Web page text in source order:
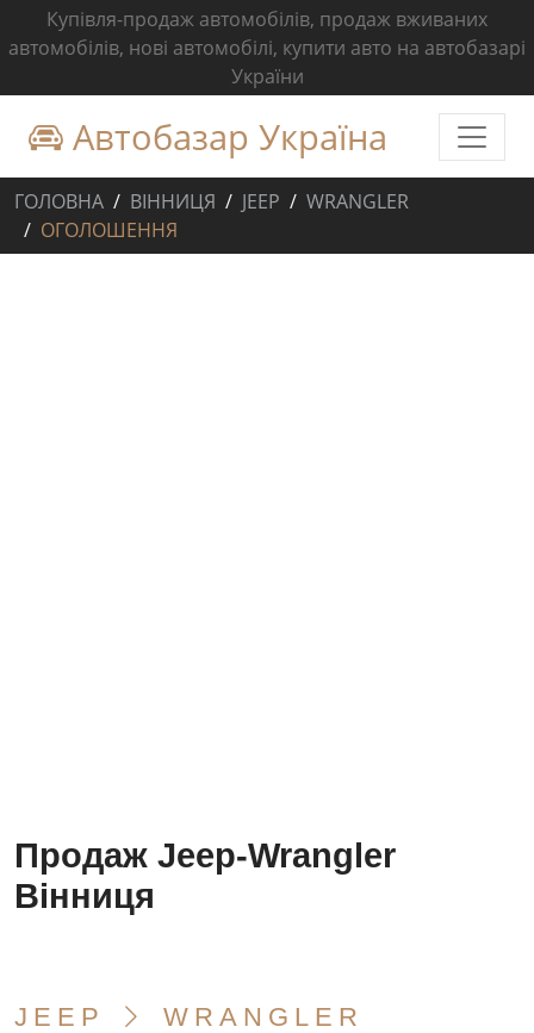
Купівля-продаж автомобілів, продаж вживаних
автомобілів, нові автомобілі, купити авто на автобазарі
України
Автобазар Україна
ГОЛОВНА ВІННИЦЯ JEEP
WRANGLER
ОГОЛОШЕННЯ
Продаж Jeep-Wrangler
Вінниця
JEEP WRANGLER